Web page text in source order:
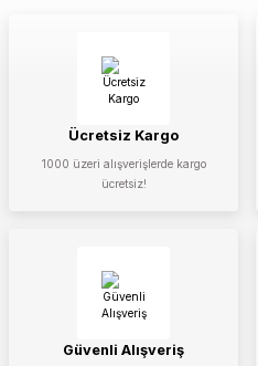
Ücretsiz Kargo
1000 üzeri alışverişlerde kargo
ücretsiz!
Güvenli Alışveriş